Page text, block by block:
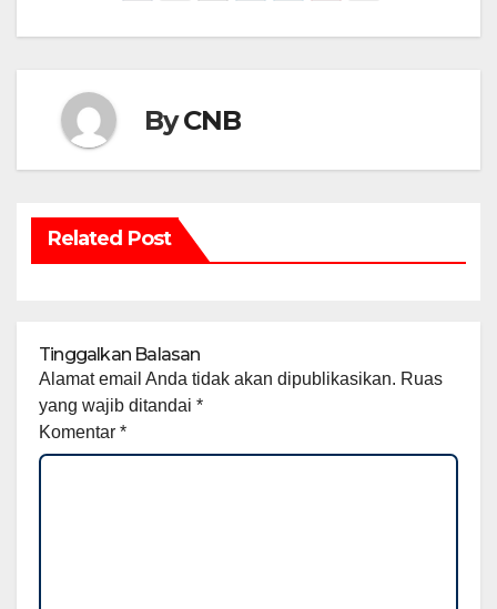
ByCNB
Related Post
Tinggalkan Balasan
Alamat email Anda tidak akan dipublikasikan. Ruas
yang wajib ditandai *
Komentar *